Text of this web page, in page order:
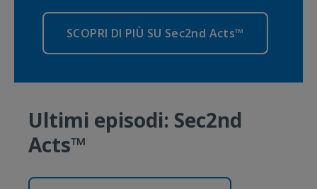
SCOPRI DI PIÙ SU Sec2nd Acts™
Ultimi episodi: Sec2nd
Acts™